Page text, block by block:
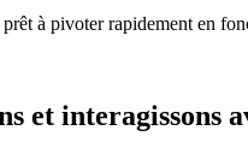
à pivoter rapidement en
et interagissons